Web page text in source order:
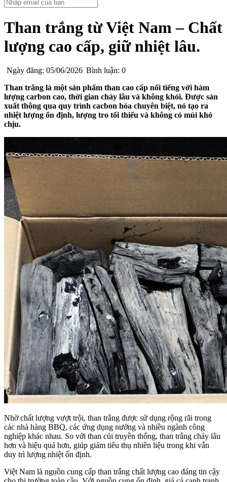
Than trắng từ Việt Nam – Chất
lượng cao cấp, giữ nhiệt lâu.
Ngày đăng: 05/06/2026 Bình luận: 0
Than trắng là một sản phẩm than cao cấp nổi tiếng với hàm
lượng carbon cao, thời gian cháy lâu và không khói. Được sản
xuất thông qua quy trình cacbon hóa chuyên biệt, nó tạo ra
nhiệt lượng ổn định, lượng tro tối thiểu và không có mùi khó
chịu.
Nhờ chất lượng vượt trội, than trắng được sử dụng rộng rãi trong
các nhà hàng BBQ, các ứng dụng nướng và nhiều ngành công
nghiệp khác nhau. So với than củi truyền thống, than trắng cháy lâu
hơn và hiệu quả hơn, giúp giảm tiêu thụ nhiên liệu trong khi vẫn
duy trì lượng nhiệt ổn định.
Việt Nam là nguồn cung cấp than trắng chất lượng cao đáng tin cậy